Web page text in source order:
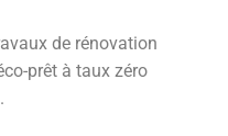
de rénovation
prêt à taux zéro